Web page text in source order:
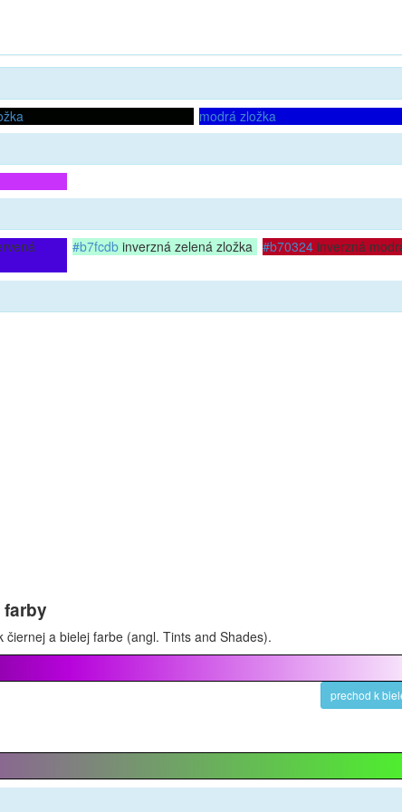
modrá zložka
#b7fcdbinverzná zelená zložka #b70324inverzná
a bielej farbe (angl. Tints and Shades).
prechod k